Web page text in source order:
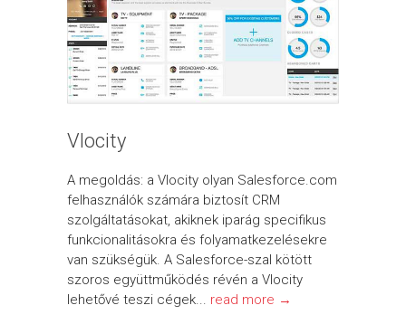
Vlocity
A megoldás: a Vlocity olyan Salesforce.com
felhasználók számára biztosít CRM
szolgáltatásokat, akiknek iparág specifikus
funkcionalitásokra és folyamatkezelésekre
van szükségük. A Salesforce-szal kötött
szoros együttműködés révén a Vlocity
lehetővé teszi cégek... read more →